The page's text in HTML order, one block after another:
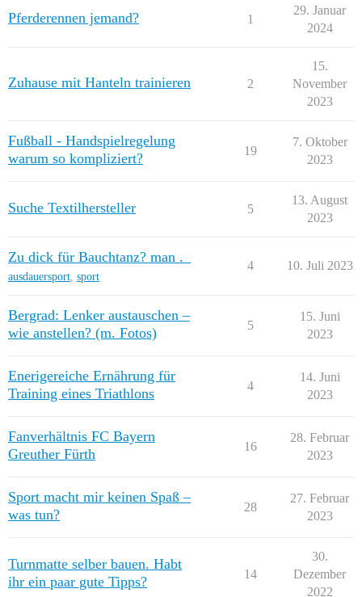
Pferderennen jemand? 1
29. Januar
2024
Zuhause mit Hanteln trainieren 2
15.
November
2023
Fußball - Handspielregelung
warum so kompliziert?
19
7. Oktober
2023
Suche Textilhersteller 5
13. August
2023
Zu dick für Bauchtanz? man ._
ausdauersport, sport
4 10. Juli 2023
Bergrad: Lenker austauschen –
wie anstellen? (m. Fotos)
5
15. Juni
2023
Enerigereiche Ernährung für
Training eines Triathlons
4
14. Juni
2023
Fanverhältnis FC Bayern
Greuther Fürth
16
28. Februar
2023
Sport macht mir keinen Spaß –
was tun?
28
27. Februar
2023
Turnmatte selber bauen. Habt
ihr ein paar gute Tipps?
14
30.
Dezember
2022